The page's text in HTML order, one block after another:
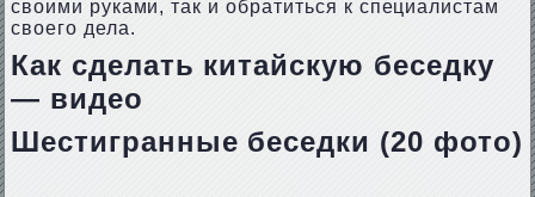
своими руками, так и обратиться к специалистам
своего дела.
Как сделать китайскую беседку
— видео
Шестигранные беседки (20 фото)